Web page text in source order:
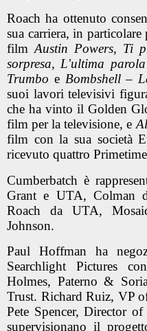
Roach ha ottenuto
sua carriera, in
film Austin Powers, Ti
sorpresa, L'ultima
Trumbo eBombshell –
suoi lavori televisivi
che ha vinto il Golden
film per la televisione, e
film con la sua società
ricevuto quattro
Cumberbatch è
Grant e UTA, Colman
Roach da UTA,
Johnson.
Paul Hoffman ha
Searchlight Pictures
Holmes, Paterno &
Trust. Richard Ruiz, VP
Pete Spencer, Director
supervisionano il